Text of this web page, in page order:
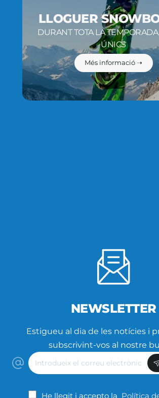
LLOGUER
DURANT TOTA LA
ÚNICS
Més informació ➝
NEWSLETTER
Estigueu al dia de les notícies i
subscrivint-vos al nostre
Introdueix
el
correu
He llegit i accepto la Política